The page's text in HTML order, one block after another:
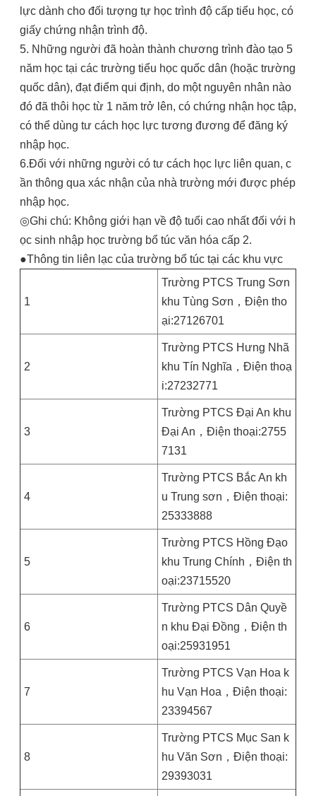
lực dành cho đối tượng tự học trình độ cấp tiểu học, có
giấy chứng nhận trình độ.
5. Những người đã hoàn thành chương trình đào tạo 5
năm học tại các trường tiểu học quốc dân (hoặc trường
quốc dân), đạt điểm qui định, do một nguyên nhân nào
đó đã thôi học từ 1 năm trở lên, có chứng nhận học tập,
có thể dùng tư cách học lực tương đương để đăng ký
nhập học.
6.Đối với những người có tư cách học lực liên quan, c
ần thông qua xác nhận của nhà trường mới được phép
nhập học.
◎Ghi chú: Không giới hạn về độ tuổi cao nhất đối với h
ọc sinh nhập học trường bổ túc văn hóa cấp 2.
●Thông tin liên lạc của trường bổ túc tại các khu vực
1
Trường PTCS Trung Sơn
khu Tùng Sơn，Điện tho
ại:27126701
2
Trường PTCS Hưng Nhã
khu Tín Nghĩa，Điện thoạ
i:27232771
3
Trường PTCS Đại An khu
Đại An，Điện thoại:2755
7131
4
Trường PTCS Bắc An kh
u Trung sơn，Điện thoại:
25333888
5
Trường PTCS Hồng Đạo
khu Trung Chính，Điện th
oại:23715520
6
Trường PTCS Dân Quyề
n khu Đại Đồng，Điện th
oại:25931951
7
Trường PTCS Vạn Hoa k
hu Vạn Hoa，Điện thoại:
23394567
8
Trường PTCS Mục San k
hu Văn Sơn，Điện thoại:
29393031